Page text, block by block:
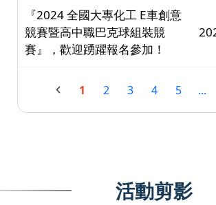
『2024 全國大專化工 E車創意
競賽暨高中職巴克球組裝競
賽』，歡迎踴躍報名參加！
1 2 3 4 5 ...
活動剪影